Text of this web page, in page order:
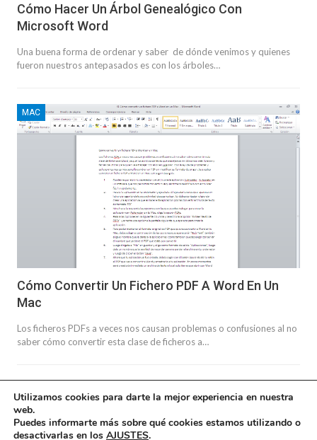
Cómo Hacer Un Árbol Genealógico Con
Microsoft Word
Una buena forma de ordenar y saber de dónde venimos y quienes
fueron nuestros antepasados es con los árboles…
MAC
Cómo Convertir Un Fichero PDF A Word En Un
Mac
Los ficheros PDFs a veces nos causan problemas o confusiones al no
saber cómo convertir esta clase de ficheros a…
Utilizamos cookies para darte la mejor experiencia en nuestra
web.
Puedes informarte más sobre qué cookies estamos utilizando o
desactivarlas en los AJUSTES.